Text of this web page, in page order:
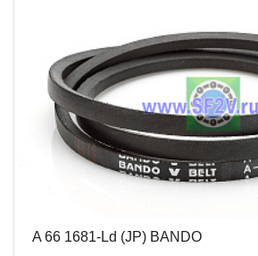
A 66 1681-Ld (JP) BANDO